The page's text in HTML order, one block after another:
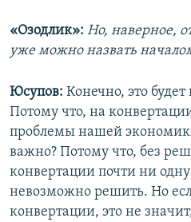
«Озодлик»: Но, наверное,
уже можно назвать
Юсупов: Конечно, это
Потому что, на
проблемы нашей
важно? Потому что, без
конвертации почти ни
невозможно решить. Но
конвертации, это не